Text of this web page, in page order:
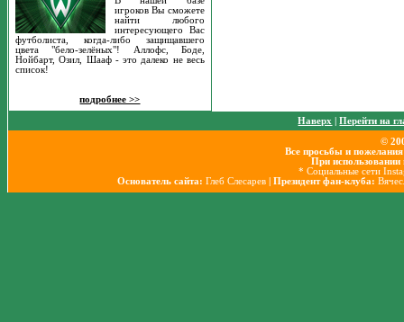
игроков Вы сможете
найти любого
интересующего Вас
футболиста, когда-либо защищавшего
цвета "бело-зелёных"! Аллофс, Боде,
Нойбарт, Озил, Шааф - это далеко не весь
список!
подробнее >>
Наверх |Перейти на
©
Все просьбы и
При использовании
* Социальные сети
Основатель сайта: Глеб Слесарев | Президент фан-клуба: